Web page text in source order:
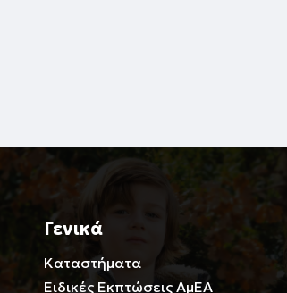
Γενικά
Καταστήματα
Ειδικές Εκπτώσεις ΑμΕΑ